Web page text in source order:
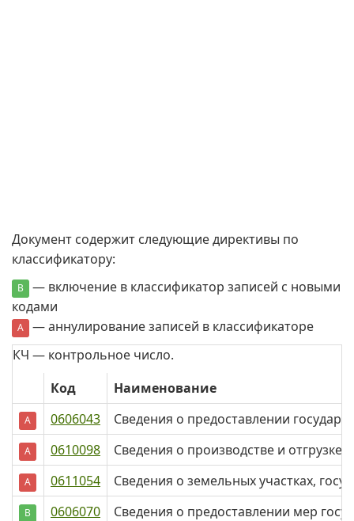
Документ содержит следующие директивы по
классификатору:
В
— включение в классификатор записей с новыми
кодами
А
— аннулирование записей в классификаторе
КЧ — контрольное число.
Код
Наименование
А 0606043 Сведения о предоставлении
А 0610098 Сведения о производстве и
А 0611054 Сведения о земельных участках,
В 0606070 Сведения о предоставлении мер